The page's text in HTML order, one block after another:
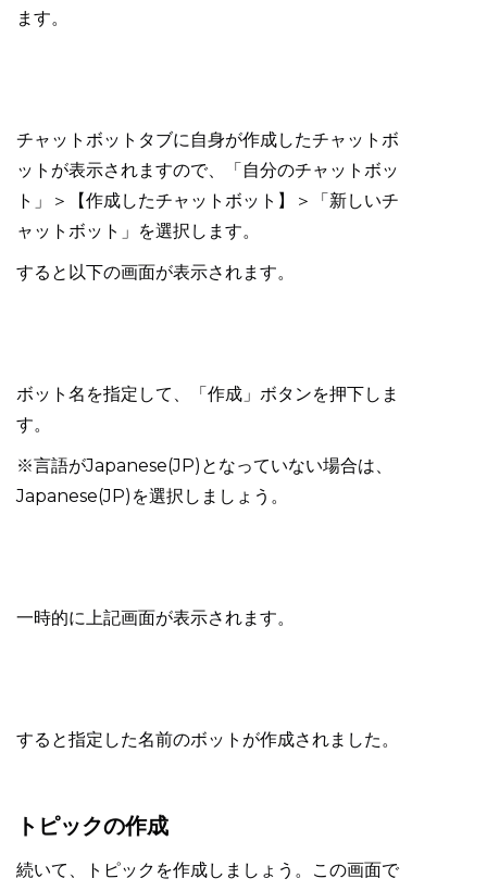
ます。
チャットボットタブに自身が作成したチャットボ
ットが表示されますので、「自分のチャットボッ
ト」＞【作成したチャットボット】＞「新しいチ
ャットボット」を選択します。
すると以下の画面が表示されます。
ボット名を指定して、「作成」ボタンを押下しま
す。
※言語がJapanese(JP)となっていない場合は、
Japanese(JP)を選択しましょう。
一時的に上記画面が表示されます。
すると指定した名前のボットが作成されました。
トピックの作成
続いて、トピックを作成しましょう。この画面で